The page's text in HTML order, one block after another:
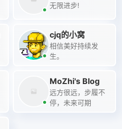
night.
无限进步!
cjq的小窝
相信美好持续发
生。
MoZhi's Blog
远方很远，步履不
停，未来可期